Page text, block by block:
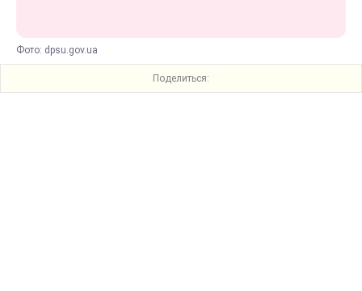
Фото: dpsu.gov.ua
Поделиться: